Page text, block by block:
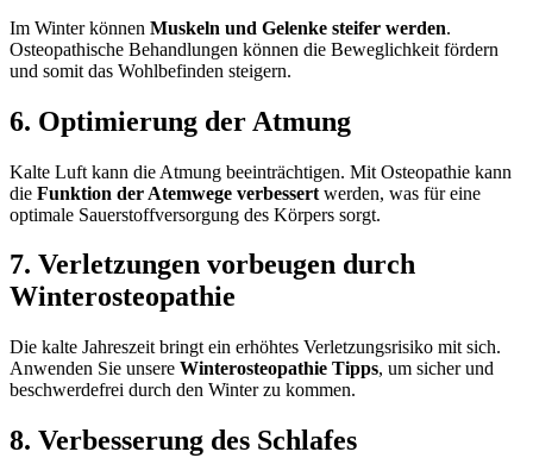
Im Winter können Muskeln und Gelenke steifer werden.
Osteopathische Behandlungen können die Beweglichkeit fördern
und somit das Wohlbefinden steigern.
6. Optimierung der Atmung
Kalte Luft kann die Atmung beeinträchtigen. Mit Osteopathie kann
die Funktion der Atemwege verbessert werden, was für eine
optimale Sauerstoffversorgung des Körpers sorgt.
7. Verletzungen vorbeugen durch
Winterosteopathie
Die kalte Jahreszeit bringt ein erhöhtes Verletzungsrisiko mit sich.
Anwenden Sie unsere Winterosteopathie Tipps, um sicher und
beschwerdefrei durch den Winter zu kommen.
8. Verbesserung des Schlafes